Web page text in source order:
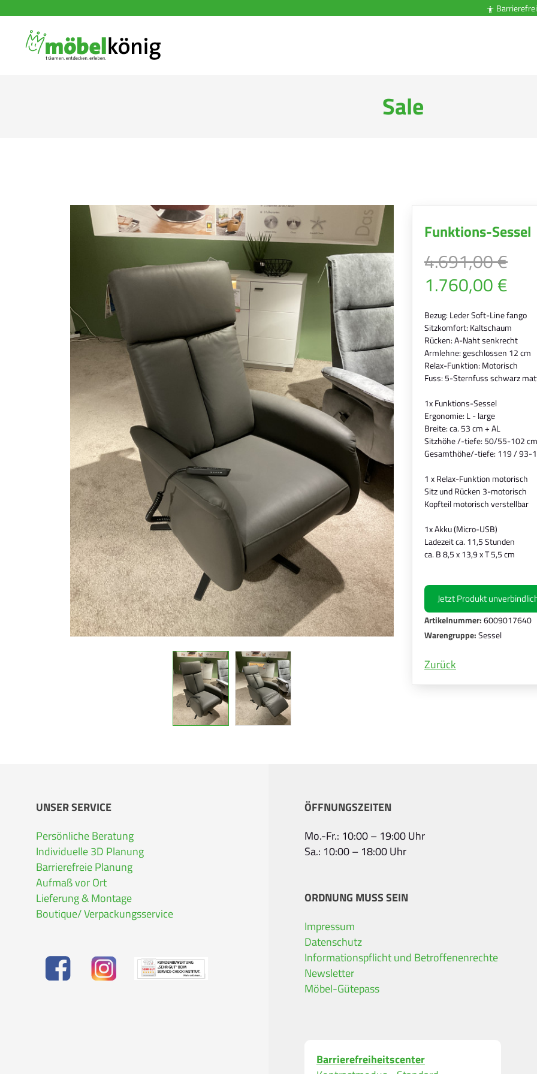

Sale
Funktions-Sessel
4.691,00 €
1.760,00 €
Bezug: Leder Soft-Line fango
Sitzkomfort: Kaltschaum
Rücken: A-Naht senkrecht
Armlehne: geschlossen 12 cm
Relax-Funktion: Motorisch
Fuss: 5-Sternfuss schwarz
1x Funktions-Sessel
Ergonomie: L - large
Breite: ca. 53 cm + AL
Sitzhöhe /-tiefe: 50/55-102 cm
Gesamthöhe/-tiefe: 119 / 93-
1 x Relax-Funktion motorisch
Sitz und Rücken 3-motorisch
Kopfteil motorisch verstellbar
1x Akku (Micro-USB)
Ladezeit ca. 11,5 Stunden
ca. B 8,5 x 13,9 x T 5,5 cm
Jetzt Produkt
Artikelnummer:6009017640
Warengruppe:Sessel
Zurück
UNSER SERVICE
Persönliche Beratung
Individuelle 3D Planung
Barrierefreie Planung
Aufmaß vor Ort
Lieferung & Montage
Boutique/ Verpackungsservice
ÖFFNUNGSZEITEN
Mo.-Fr.: 10:00 – 19:00 Uhr
Sa.: 10:00 – 18:00 Uhr
ORDNUNG MUSS SEIN
Impressum
Datenschutz
Informationspflicht und Betroffenenrechte
Newsletter
Möbel-Gütepass
Barrierefreiheitscenter